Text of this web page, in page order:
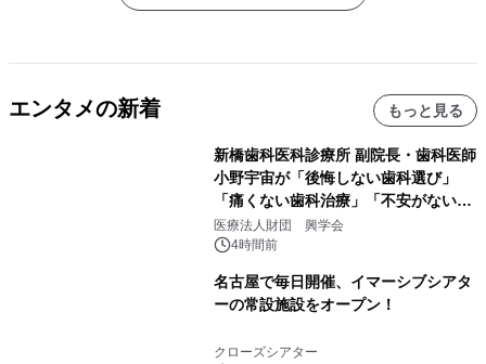
エンタメの新着 もっと見る
新橋歯科医科診療所 副院長・歯科医師
小野宇宙が「後悔しない歯科選び」
「痛くない歯科治療」「不安がない治
療計画」をテーマに専門監修
医療法人財団 興学会
4時間前
名古屋で毎日開催、イマーシブシアタ
ーの常設施設をオープン！
クローズシアター